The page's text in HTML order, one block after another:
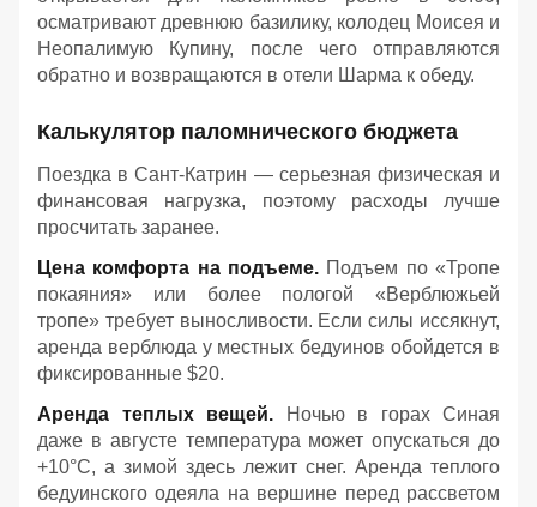
осматривают древнюю базилику, колодец Моисея и
Неопалимую Купину, после чего отправляются
обратно и возвращаются в отели Шарма к обеду.
Калькулятор паломнического бюджета
Поездка в Сант-Катрин — серьезная физическая и
финансовая нагрузка, поэтому расходы лучше
просчитать заранее.
Цена комфорта на подъеме. Подъем по «Тропе
покаяния» или более пологой «Верблюжьей
тропе» требует выносливости. Если силы иссякнут,
аренда верблюда у местных бедуинов обойдется в
фиксированные $20.
Аренда теплых вещей. Ночью в горах Синая
даже в августе температура может опускаться до
+10°C, а зимой здесь лежит снег. Аренда теплого
бедуинского одеяла на вершине перед рассветом